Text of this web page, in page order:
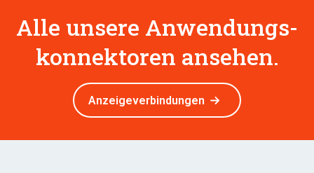
Alle unsere Anwendungs­
konnektoren ansehen.
Anzeigeverbindungen